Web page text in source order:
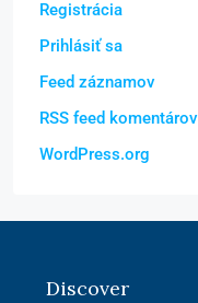
Registrácia
Prihlásiť sa
Feed záznamov
RSS feed komentárov
WordPress.org
Discover